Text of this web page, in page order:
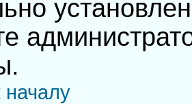
началу